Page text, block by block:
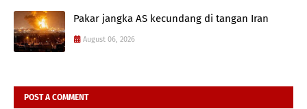
Pakar jangka AS kecundang di tangan Iran
August 06, 2026
POST A COMMENT